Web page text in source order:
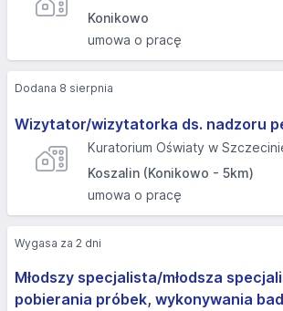
Konikowo
umowa o pracę
Wizytator/wizytatorka ds. nadzoru
Kuratorium Oświaty w
Koszalin (Konikowo - 5km)
umowa o pracę
Dodana 8 sierpnia
Młodszy specjalista/młodsza
pobierania próbek, wykonywania
Wygasa za 2 dni